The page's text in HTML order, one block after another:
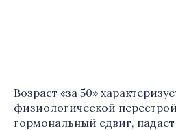
Возраст «за 50»
физиологической
гормональный сдвиг, падает